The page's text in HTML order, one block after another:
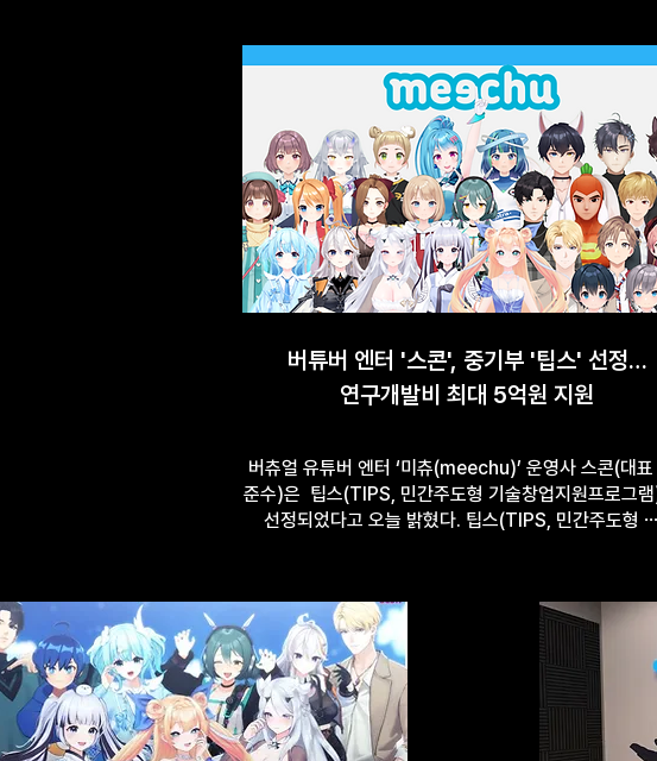
버튜버 엔터 '스콘', 중기부 '팁스' 선정…
연구개발비 최대 5억원 지원
버츄얼 유튜버 엔터 ‘미츄(meechu)’ 운영사 스콘(대표
준수)은 팁스(TIPS, 민간주도형 기술창업지원프로그램
선정되었다고 오늘 밝혔다. 팁스(TIPS, 민간주도형 ⋯